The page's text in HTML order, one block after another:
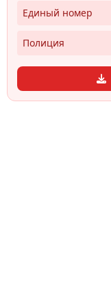
Единый номер
Полиция